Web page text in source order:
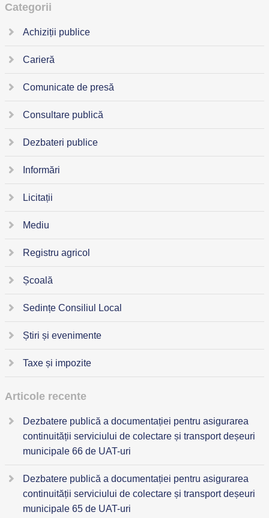
Categorii
Achiziții publice
Carieră
Comunicate de presă
Consultare publică
Dezbateri publice
Informări
Licitații
Mediu
Registru agricol
Școală
Sedințe Consiliul Local
Știri și evenimente
Taxe și impozite
Articole recente
Dezbatere publică a documentației pentru asigurarea
continuității serviciului de colectare și transport deșeuri
municipale 66 de UAT-uri
Dezbatere publică a documentației pentru asigurarea
continuității serviciului de colectare și transport deșeuri
municipale 65 de UAT-uri